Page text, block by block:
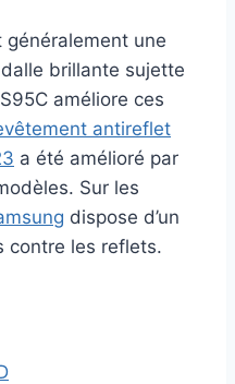
généralement une
brillante sujette
améliore ces
antireflet
a été amélioré par
Sur les
dispose d’un
contre les reflets.